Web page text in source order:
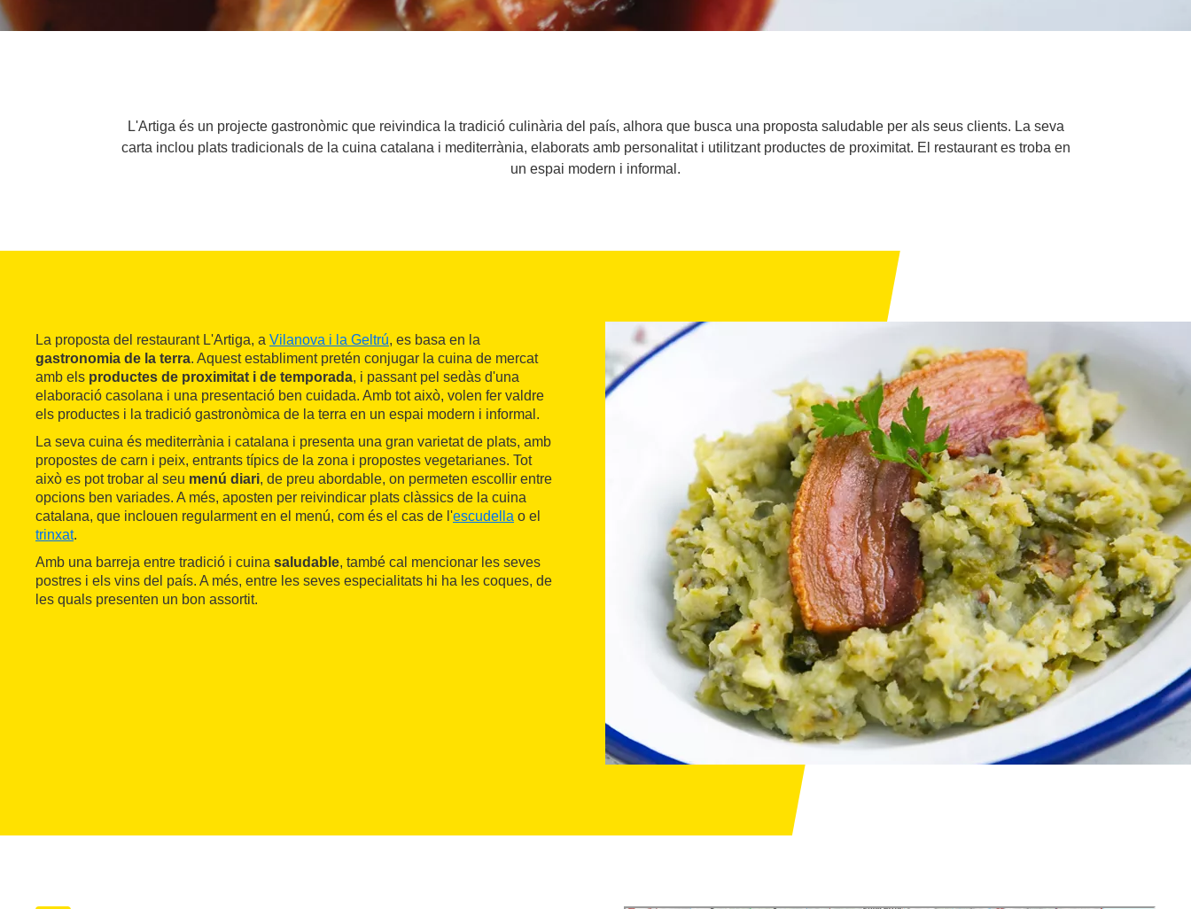
L'Artiga és un projecte gastronòmic que reivindica la tradició culinària del país, alhora que busca una proposta saludable per als seus clients. La seva
carta inclou plats tradicionals de la cuina catalana i mediterrània, elaborats amb personalitat i utilitzant productes de proximitat. El restaurant es troba en
un espai modern i informal.
La proposta del restaurant L'Artiga, a Vilanova i la Geltrú, es basa en la
gastronomia de la terra. Aquest establiment pretén conjugar la cuina de mercat
amb els productes de proximitat i de temporada, i passant pel sedàs d'una
elaboració casolana i una presentació ben cuidada. Amb tot això, volen fer valdre
els productes i la tradició gastronòmica de la terra en un espai modern i informal.
La seva cuina és mediterrània i catalana i presenta una gran varietat de plats, amb
propostes de carn i peix, entrants típics de la zona i propostes vegetarianes. Tot
això es pot trobar al seu menú diari, de preu abordable, on permeten escollir entre
opcions ben variades. A més, aposten per reivindicar plats clàssics de la cuina
catalana, que inclouen regularment en el menú, com és el cas de l'escudella o el
trinxat.
Amb una barreja entre tradició i cuina saludable, també cal mencionar les seves
postres i els vins del país. A més, entre les seves especialitats hi ha les coques, de
les quals presenten un bon assortit.